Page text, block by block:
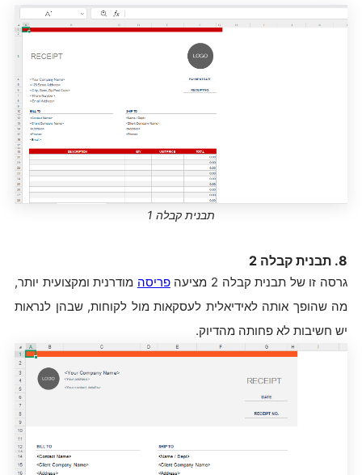
תבנית קבלה 1
8. תבנית קבלה 2
גרסה זו של תבנית קבלה 2 מציעה פריסה מודרנית ומקצועית יותר,
מה שהופך אותה לאידיאלית לעסקאות מול לקוחות, שבהן לנראות
יש חשיבות לא פחותה מהדיוק.